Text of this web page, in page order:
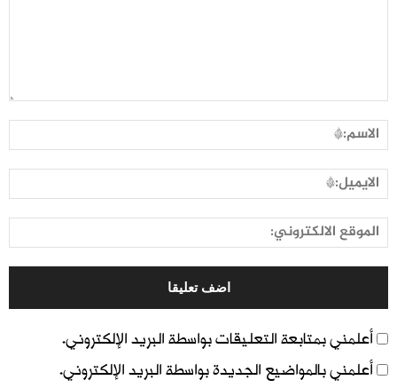
أعلمني بمتابعة التعليقات بواسطة البريد الإلكتروني.
أعلمني بالمواضيع الجديدة بواسطة البريد الإلكتروني.